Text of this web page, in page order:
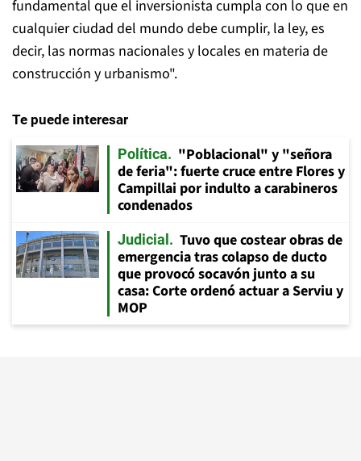
fundamental que el inversionista cumpla con lo que en
cualquier ciudad del mundo debe cumplir, la ley, es
decir, las normas nacionales y locales en materia de
construcción y urbanismo".
Te puede interesar
Política
"Poblacional" y "señora
de feria": fuerte cruce entre Flores y
Campillai por indulto a carabineros
condenados
Judicial
Tuvo que costear obras de
emergencia tras colapso de ducto
que provocó socavón junto a su
casa: Corte ordenó actuar a Serviu y
MOP